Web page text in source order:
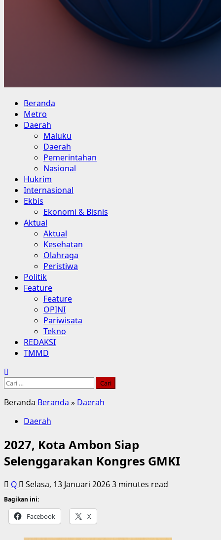
Primary
Menu
Beranda
Metro
Daerah
Maluku
Daerah
Pemerintahan
Nasional
Hukrim
Internasional
Ekbis
Ekonomi & Bisnis
Aktual
Aktual
Kesehatan
Olahraga
Peristiwa
Politik
Feature
Feature
OPINI
Pariwisata
Tekno
REDAKSI
TMMD
Cari
Beranda Beranda » Daerah
Daerah
2027, Kota Ambon Siap
Selenggarakan Kongres GMKI
Q Selasa, 13 Januari 20263 minutes read
Bagikan ini:
Facebook X